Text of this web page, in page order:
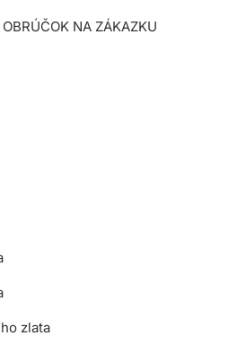
NA ZÁKAZKU
zlata